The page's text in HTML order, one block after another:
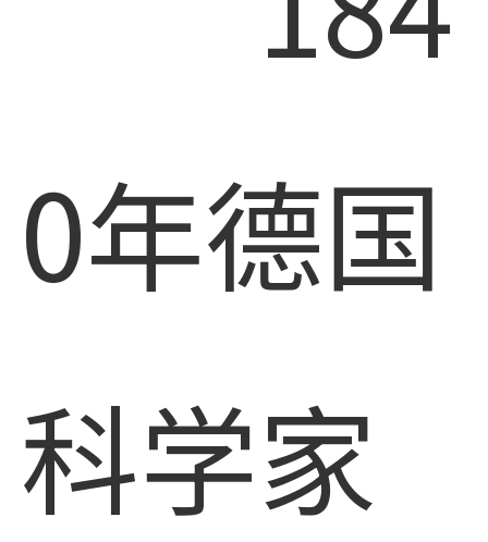
0年德国
科学家